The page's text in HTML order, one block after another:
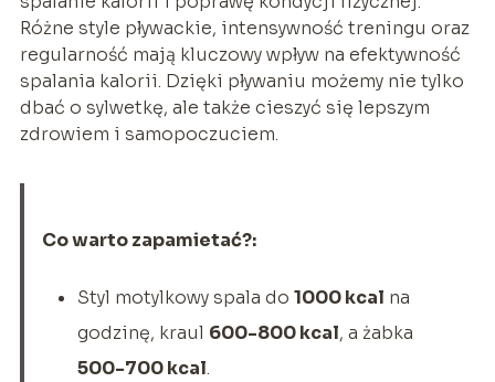
Różne style pływackie, intensywność treningu oraz
regularność mają kluczowy wpływ na efektywność
spalania kalorii. Dzięki pływaniu możemy nie tylko
dbać o sylwetkę, ale także cieszyć się lepszym
zdrowiem i samopoczuciem.
Co warto zapamietać?:
Styl motylkowy spala do 1000 kcal na
godzinę, kraul 600-800 kcal, a żabka
500-700 kcal.